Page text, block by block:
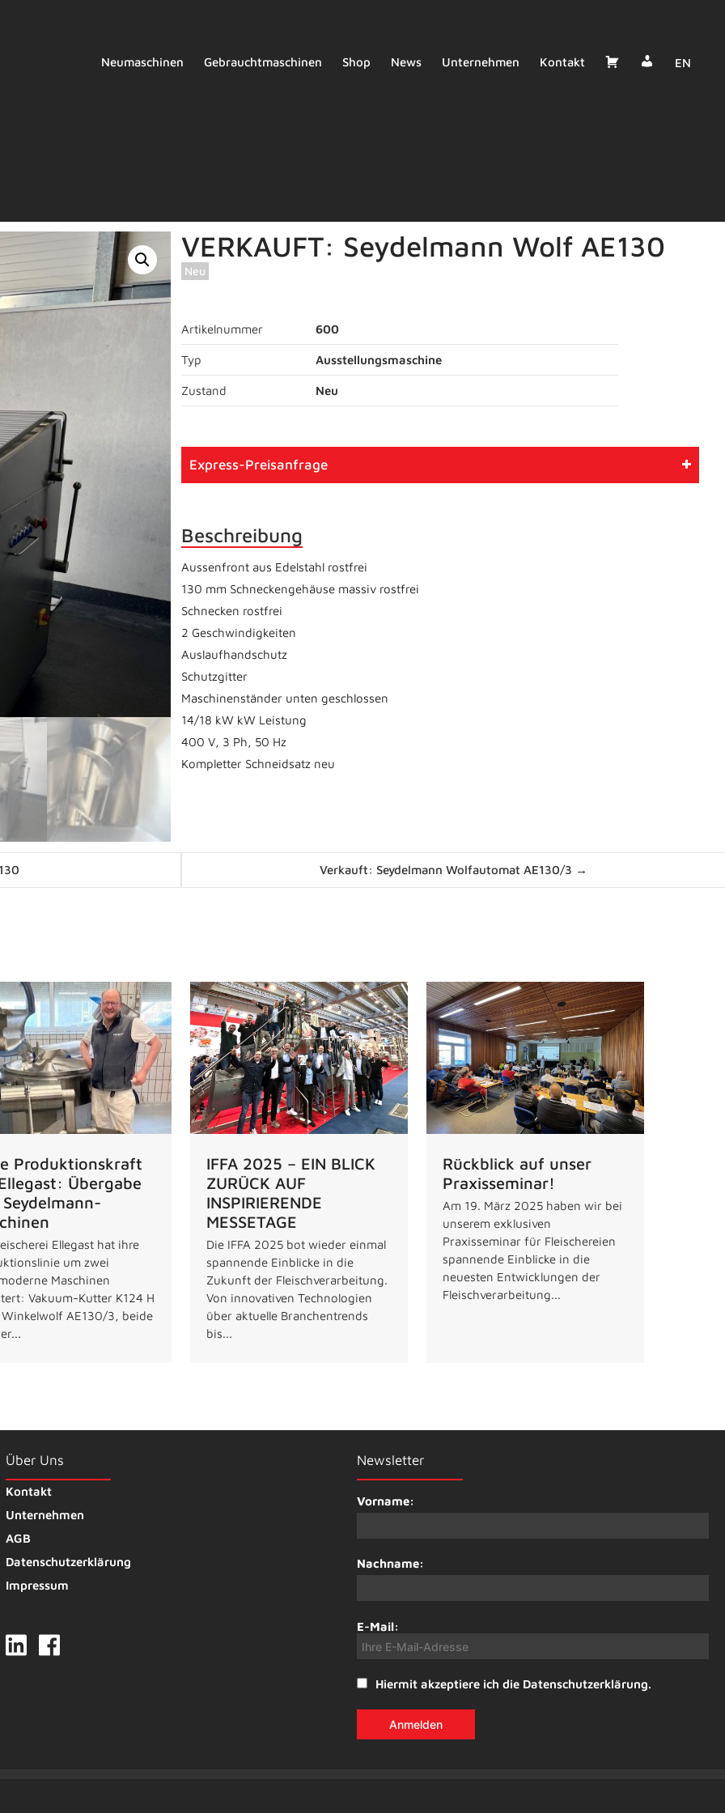
Neumaschinen Gebrauchtmaschinen Shop News Unternehmen Kontakt Cart
Dealer
EN
VERKAUFT: Seydelmann Wolf AE130
Neu
Artikelnummer
Typ
Zustand
600
Ausstellungsmaschine
Neu
Express-Preisanfrage
Beschreibung
Aussenfront aus Edelstahl rostfrei
130 mm Schneckengehäuse massiv rostfrei
Schnecken rostfrei
2 Geschwindigkeiten
Auslaufhandschutz
Schutzgitter
Maschinenständer unten geschlossen
14/18 kW kW Leistung
400 V, 3 Ph, 50 Hz
Kompletter Schneidsatz neu
navigation
Verkauft: Seydelmann Wolfautomat AE130/3 →
Produktionskraft
Übergabe
Ellegast hat ihre
um zwei
Maschinen
Vakuum-Kutter K124 H
Winkelwolf AE130/3, beide
IFFA 2025 – EIN BLICK
ZURÜCK AUF
INSPIRIERENDE
MESSETAGE
Die IFFA 2025 bot wieder einmal
spannende Einblicke in die
Zukunft der Fleischverarbeitung.
Von innovativen Technologien
über aktuelle Branchentrends
bis...
Rückblick auf unser
Praxisseminar!
Am 19. März 2025 haben wir bei
unserem exklusiven
Praxisseminar für Fleischereien
spannende Einblicke in die
neuesten Entwicklungen der
Fleischverarbeitung...
Über Uns
Kontakt
Unternehmen
AGB
Datenschutzerklärung
Impressum
Newsletter
Vorname:
Nachname:
E-Mail:
Hiermit akzeptiere ich die Datenschutzerklärung.